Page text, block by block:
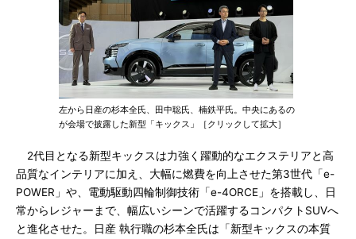
左から日産の杉本全氏、田中聡氏、楠鉄平氏。中央にあるの
が会場で披露した新型「キックス」［クリックして拡大］
2代目となる新型キックスは力強く躍動的なエクステリアと高
品質なインテリアに加え、大幅に燃費を向上させた第3世代「e-
POWER」や、電動駆動四輪制御技術「e-4ORCE」を搭載し、日
常からレジャーまで、幅広いシーンで活躍するコンパクトSUVへ
と進化させた。日産 執行職の杉本全氏は「新型キックスの本質